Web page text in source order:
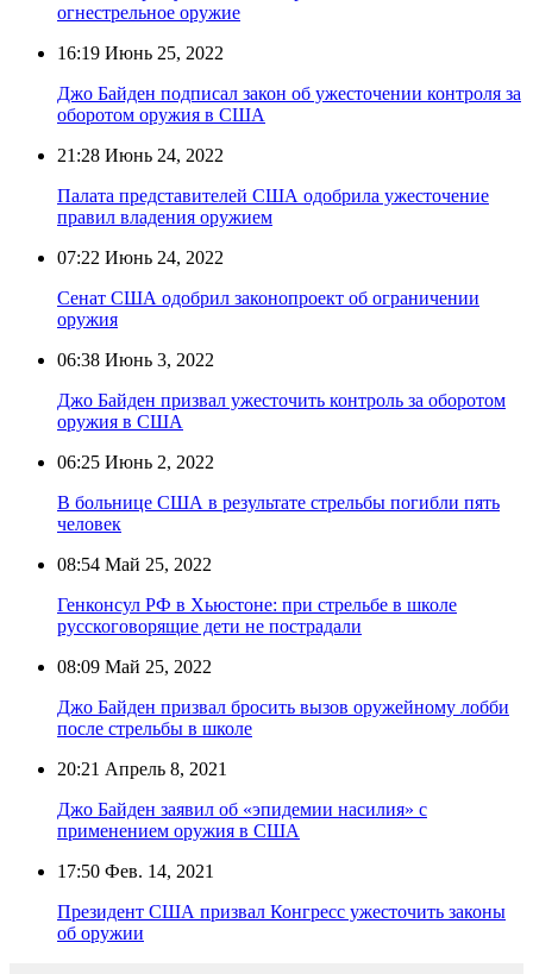
огнестрельное оружие
16:19 Июнь 25, 2022
Джо Байден подписал закон об ужесточении контроля за
оборотом оружия в США
21:28 Июнь 24, 2022
Палата представителей США одобрила ужесточение
правил владения оружием
07:22 Июнь 24, 2022
Сенат США одобрил законопроект об ограничении
оружия
06:38 Июнь 3, 2022
Джо Байден призвал ужесточить контроль за оборотом
оружия в США
06:25 Июнь 2, 2022
В больнице США в результате стрельбы погибли пять
человек
08:54 Май 25, 2022
Генконсул РФ в Хьюстоне: при стрельбе в школе
русскоговорящие дети не пострадали
08:09 Май 25, 2022
Джо Байден призвал бросить вызов оружейному лобби
после стрельбы в школе
20:21 Апрель 8, 2021
Джо Байден заявил об «эпидемии насилия» с
применением оружия в США
17:50 Фев. 14, 2021
Президент США призвал Конгресс ужесточить законы
об оружии